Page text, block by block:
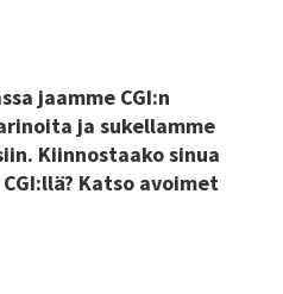
jaamme CGI:n
ja sukellamme
Kiinnostaako sinua
Katso avoimet